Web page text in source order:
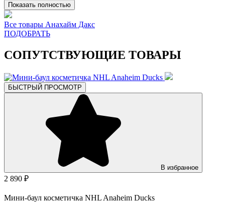
Показать полностью
Все товары Анахайм Дакс
ПОДОБРАТЬ
СОПУТСТВУЮЩИЕ ТОВАРЫ
БЫСТРЫЙ ПРОСМОТР
В избранное
2 890 ₽
Мини-баул косметичка NHL Anaheim Ducks